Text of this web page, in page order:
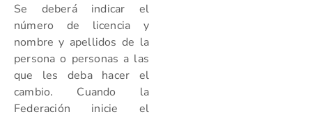
Se deberá indicar el
número de licencia y
nombre y apellidos de la
persona o personas a las
que les deba hacer el
cambio. Cuando la
Federación inicie el